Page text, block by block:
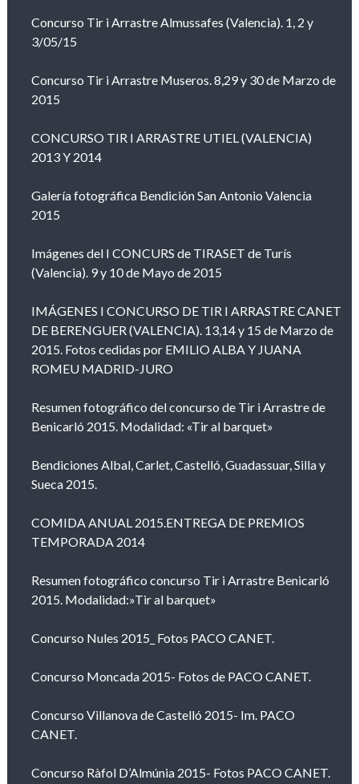
Concurso Tir i Arrastre Almussafes (Valencia). 1, 2 y
3/05/15
Concurso Tir i Arrastre Museros. 8,29 y 30 de Marzo de
2015
CONCURSO TIR I ARRASTRE UTIEL (VALENCIA)
2013 Y 2014
Galería fotográfica Bendición San Antonio Valencia
2015
Imágenes del I CONCURS de TIRASET de Turís
(Valencia). 9 y 10 de Mayo de 2015
IMÁGENES I CONCURSO DE TIR I ARRASTRE CANET
DE BERENGUER (VALENCIA). 13,14 y 15 de Marzo de
2015. Fotos cedidas por EMILIO ALBA Y JUANA
ROMEU MADRID-JURO
Resumen fotográfico del concurso de Tir i Arrastre de
Benicarló 2015. Modalidad: «Tir al barquet»
Bendiciones Albal, Carlet, Castelló, Guadassuar, Silla y
Sueca 2015.
COMIDA ANUAL 2015.ENTREGA DE PREMIOS
TEMPORADA 2014
Resumen fotográfico concurso Tir i Arrastre Benicarló
2015. Modalidad:»Tir al barquet»
Concurso Nules 2015_ Fotos PACO CANET.
Concurso Moncada 2015- Fotos de PACO CANET.
Concurso Villanova de Castelló 2015- Im. PACO
CANET.
Concurso Ràfol D’Almúnia 2015- Fotos PACO CANET.